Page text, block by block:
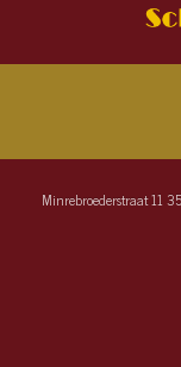
Minrebroederstraat 11